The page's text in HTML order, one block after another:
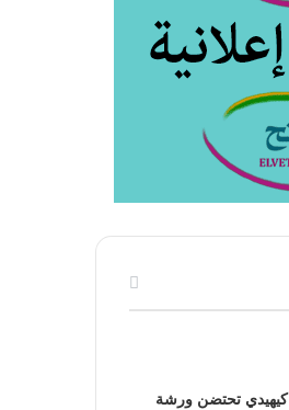
كيهيدي تحتضن ورشة